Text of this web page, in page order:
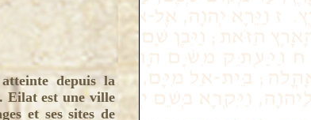
depuis la
Eilat est une ville
et ses sites de